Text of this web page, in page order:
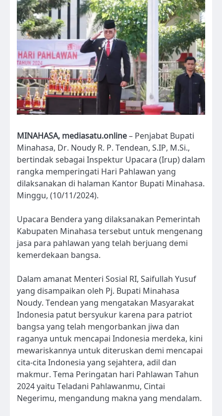
MINAHASA, mediasatu.online– Penjabat Bupati
Minahasa, Dr. Noudy R. P. Tendean, S.IP, M.Si.,
bertindak sebagai Inspektur Upacara (Irup) dalam
rangka memperingati Hari Pahlawan yang
dilaksanakan di halaman Kantor Bupati Minahasa.
Minggu, (10/11/2024).
Upacara Bendera yang dilaksanakan Pemerintah
Kabupaten Minahasa tersebut untuk mengenang
jasa para pahlawan yang telah berjuang demi
kemerdekaan bangsa.
Dalam amanat Menteri Sosial RI, Saifullah Yusuf
yang disampaikan oleh Pj. Bupati Minahasa
Noudy. Tendean yang mengatakan Masyarakat
Indonesia patut bersyukur karena para patriot
bangsa yang telah mengorbankan jiwa dan
raganya untuk mencapai Indonesia merdeka, kini
mewariskannya untuk diteruskan demi mencapai
cita-cita Indonesia yang sejahtera, adil dan
makmur. Tema Peringatan hari Pahlawan Tahun
2024 yaitu Teladani Pahlawanmu, Cintai
Negerimu, mengandung makna yang mendalam.